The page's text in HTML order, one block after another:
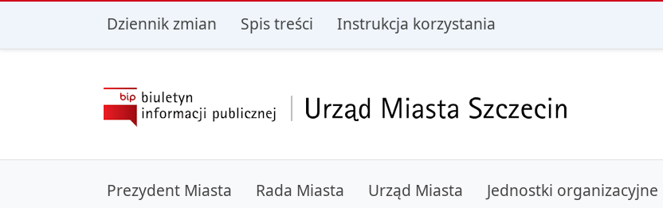
przejdź do głównego menu przejdź do treści
Dziennik zmian Spis treści Instrukcja korzystania
Prezydent Miasta Rada Miasta Urząd Miasta Jednostki organizacyjne